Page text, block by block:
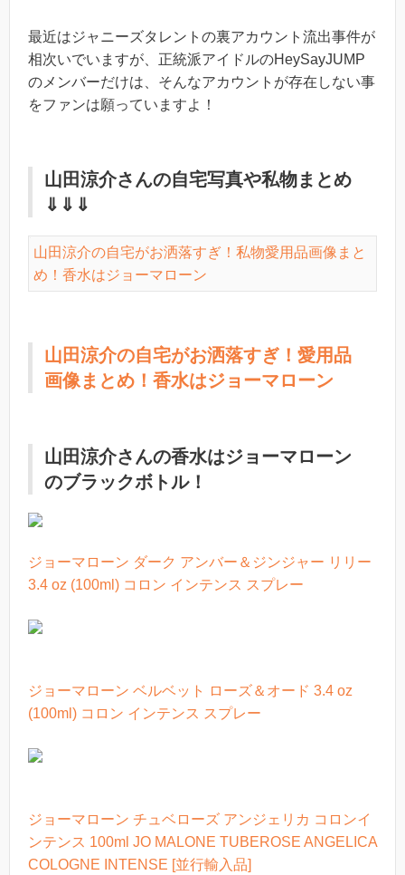
最近はジャニーズタレントの裏アカウント流出事件が
相次いでいますが、正統派アイドルのHeySayJUMP
のメンバーだけは、そんなアカウントが存在しない事
をファンは願っていますよ！
山田涼介さんの自宅写真や私物まとめ
⇓⇓⇓
山田涼介の自宅がお洒落すぎ！私物愛用品画像まと
め！香水はジョーマローン
山田涼介の自宅がお洒落すぎ！愛用品
画像まとめ！香水はジョーマローン
山田涼介さんの香水はジョーマローン
のブラックボトル！
ジョーマローン ダーク アンバー＆ジンジャー リリー
3.4 oz (100ml) コロン インテンス スプレー
ジョーマローン ベルベット ローズ＆オード 3.4 oz
(100ml) コロン インテンス スプレー
ジョーマローン チュベローズ アンジェリカ コロンイ
ンテンス 100ml JO MALONE TUBEROSE ANGELICA
COLOGNE INTENSE [並行輸入品]